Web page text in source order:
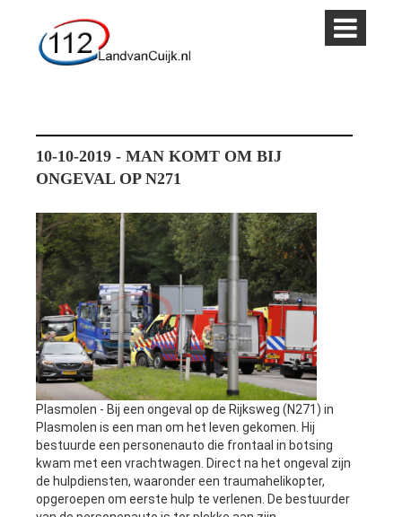
10-10-2019 - MAN KOMT OM BIJ
ONGEVAL OP N271
Plasmolen - Bij een ongeval op de Rijksweg (N271) in
Plasmolen is een man om het leven gekomen. Hij
bestuurde een personenauto die frontaal in botsing
kwam met een vrachtwagen. Direct na het ongeval zijn
de hulpdiensten, waaronder een traumahelikopter,
opgeroepen om eerste hulp te verlenen. De bestuurder